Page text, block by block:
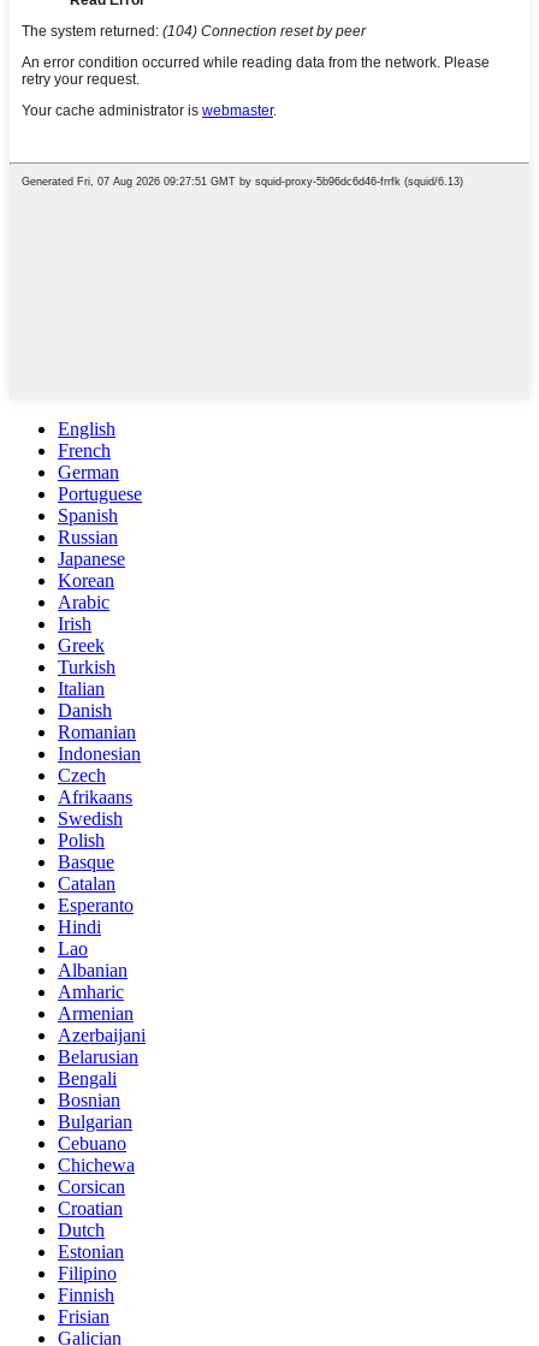
English
French
German
Portuguese
Spanish
Russian
Japanese
Korean
Arabic
Irish
Greek
Turkish
Italian
Danish
Romanian
Indonesian
Czech
Afrikaans
Swedish
Polish
Basque
Catalan
Esperanto
Hindi
Lao
Albanian
Amharic
Armenian
Azerbaijani
Belarusian
Bengali
Bosnian
Bulgarian
Cebuano
Chichewa
Corsican
Croatian
Dutch
Estonian
Filipino
Finnish
Frisian
Galician